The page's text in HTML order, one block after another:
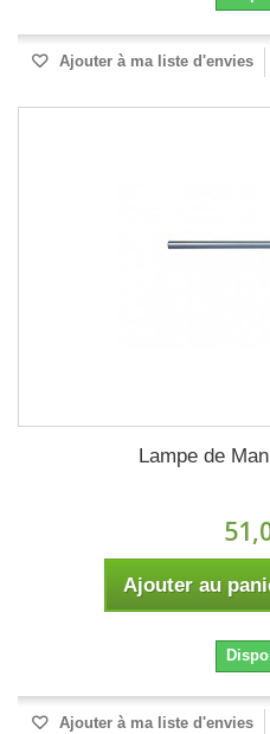
Ajouter à ma liste d'envies
Lampe de
Ajouter au
Ajouter à ma liste d'envies